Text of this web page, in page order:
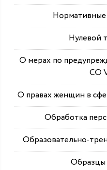
Нулевой
О мерах по
СО
О правах женщин в
Обработка
Образовательно-
Образцы